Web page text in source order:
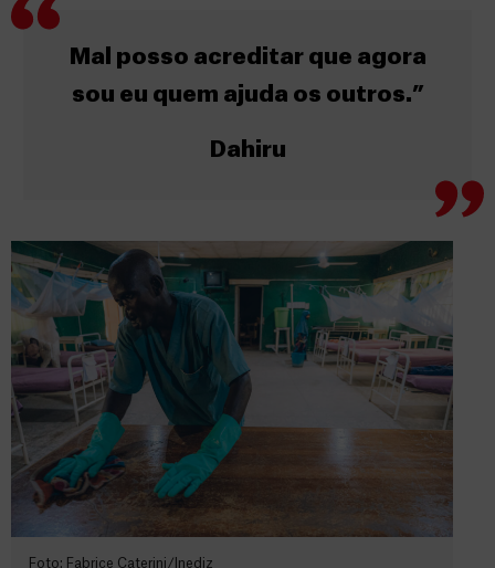
Mal posso acreditar que agora
sou eu quem ajuda os outros.”
Dahiru
Foto: Fabrice Caterini/Inediz